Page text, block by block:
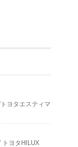
ヨタエスティマ
トヨタHILUX